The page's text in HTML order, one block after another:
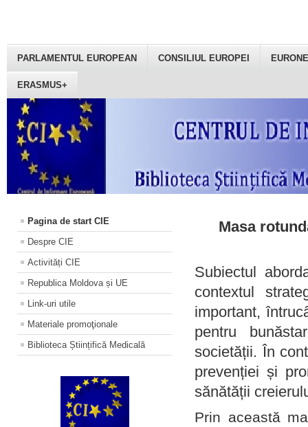
PARLAMENTUL EUROPEAN CONSILIUL EUROPEI
ERASMUS+
Pagina de start CIE
Despre CIE
Activități CIE
Republica Moldova și UE
Link-uri utile
Materiale promoţionale
Biblioteca Științifică Medicală
Masa
Subiectul
contextul
important,
pentru
societății. În
prevenției și
sănătății
Prin această